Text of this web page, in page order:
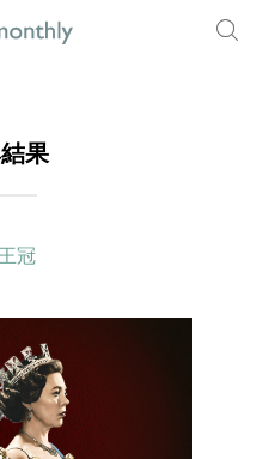
果
王冠